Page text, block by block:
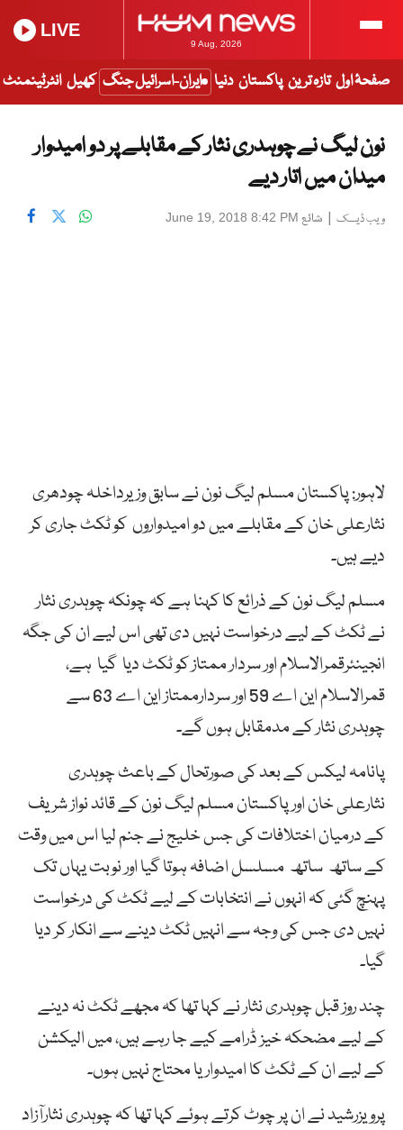
9 Aug, 2026
LIVE
صفحۂ اول تازہ ترین پاکستان دنیا ایران-اسرائیل جنگ کھیل انٹرٹینمنٹ
نون لیگ نے چوہدری نثار کے مقابلے پر دو امیدوار
میدان میں اتار دیے
ویب ڈیسک | شائع June 19, 2018 8:42 PM
لاہور: پاکستان مسلم لیگ نون نے سابق وزیرداخلہ چودھری
نثارعلی خان کے مقابلے میں دو امیدواروں کو ٹکٹ جاری کر
دیے ہیں۔
مسلم لیگ نون کے ذرائع کا کہنا ہے کہ چونکہ چوہدری نثار
نے ٹکٹ کے لیے درخواست نہیں دی تھی اس لیے ان کی جگہ
انجینئرقمرالاسلام اور سردار ممتاز کو ٹکٹ دیا گیا ہے،
قمرالاسلام این اے 59 اور سردارممتاز این اے 63 سے
چوہدری نثار کے مدمقابل ہوں گے۔
پانامہ لیکس کے بعد کی صورتحال کے باعث چوہدری
نثارعلی خان اور پاکستان مسلم لیگ نون کے قائد نواز شریف
کے درمیان اختلافات کی جس خلیج نے جنم لیا اس میں وقت
کے ساتھ ساتھ مسلسل اضافہ ہوتا گیا اور نوبت یہاں تک
پہنچ گئی کہ انہوں نے انتخابات کے لیے ٹکٹ کی درخواست
نہیں دی جس کی وجہ سے انہیں ٹکٹ دینے سے انکار کر دیا
گیا۔
چند روز قبل چوہدری نثار نے کہا تھا کہ مجھے ٹکٹ نہ دینے
کے لیے مضحکہ خیز ڈرامے کیے جا رہے ہیں، میں الیکشن
کے لیے ان کے ٹکٹ کا امیدوار یا محتاج نہیں ہوں۔
پرویزرشید نے ان پر چوٹ کرتے ہوئے کہا تھا کہ چوہدری نثارآزاد